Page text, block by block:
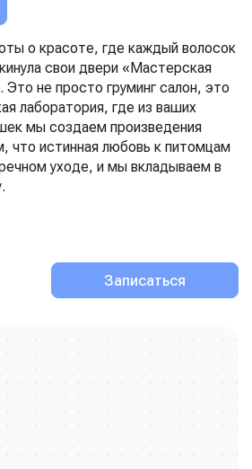
о красоте, где каждый волосок
свои двери «Мастерская
Это не просто груминг салон, это
лаборатория, где из ваших
мы создаем произведения
что истинная любовь к питомцам
уходе, и мы вкладываем в
позволяет им читать настроение
взгляда. Они виртуозно владеют
и груминга кошек, превращая
Записаться